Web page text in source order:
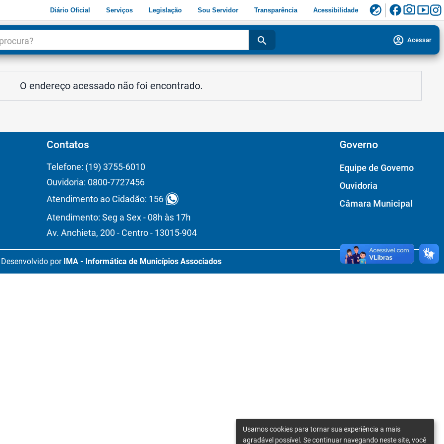
Diário Oficial Serviços Legislação Sou Servidor Transparência Acessibilidade flaky facebookphoto_camerasmart_display
search account_circle Acessar
O endereço acessado não foi encontrado.
Contatos
Telefone: (19) 3755-6010
Ouvidoria: 0800-7727456
Atendimento ao Cidadão: 156
Atendimento: Seg a Sex - 08h às 17h
Av. Anchieta, 200 - Centro - 13015-904
Governo
Equipe de Governo
Ouvidoria
Câmara Municipal
Desenvolvido por IMA - Informática de Municípios Associados
Usamos cookies para tornar sua experiência a mais
agradável possível. Se continuar navegando neste site, você